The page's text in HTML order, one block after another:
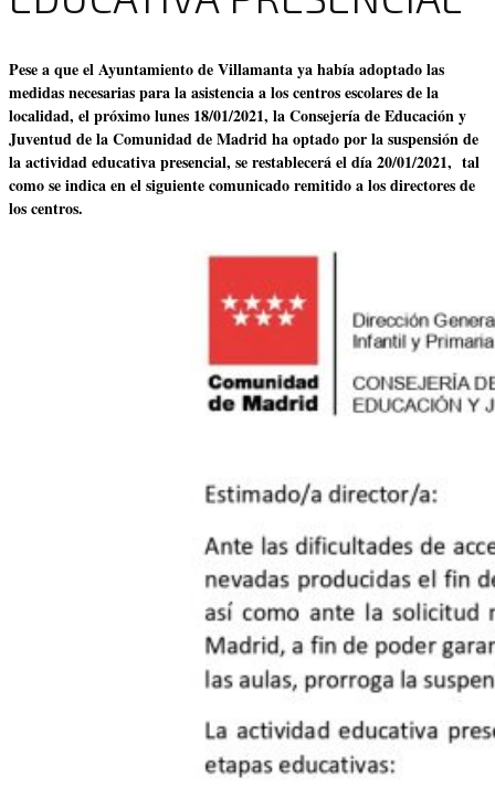
Pese a que el Ayuntamiento de Villamanta ya había adoptado las
medidas necesarias para la asistencia a los centros escolares de la
localidad, el próximo lunes 18/01/2021, la Consejería de Educación y
Juventud de la Comunidad de Madrid ha optado por la suspensión de
la actividad educativa presencial, se restablecerá el día 20/01/2021, tal
como se indica en el siguiente comunicado remitido a los directores de
los centros.